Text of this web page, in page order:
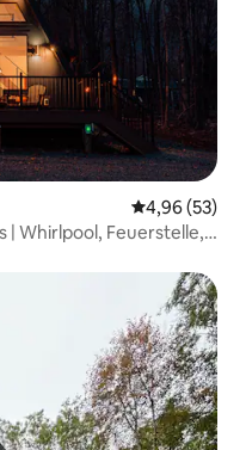
4,96 (53)
| Whirlpool, Feuerstelle,